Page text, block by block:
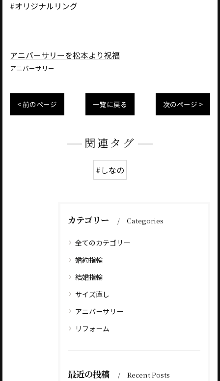
#オリジナルリング
アニバーサリーを松本より祝福
アニバーサリー
< 前のページ 一覧に戻る 次のページ >
関連タグ
#しなの
カテゴリー Categories
全てのカテゴリー
婚約指輪
結婚指輪
サイズ直し
アニバーサリー
リフォーム
最近の投稿 Recent Posts